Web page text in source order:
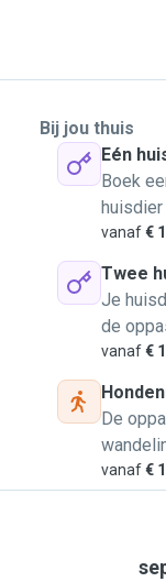
Bij jou thuis
Eén
Boek
vanaf€
Twee
Je
de
vanaf€
De
vanaf€